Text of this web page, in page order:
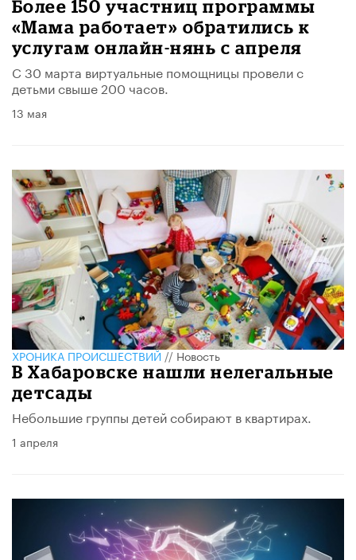
Более 150 участниц программы
«Мама работает» обратились к
услугам онлайн-нянь с апреля
С 30 марта виртуальные помощницы провели с
детьми свыше 200 часов.
13 мая
ХРОНИКА ПРОИСШЕСТВИЙ//Новость
В Хабаровске нашли нелегальные
детсады
Небольшие группы детей собирают в квартирах.
1 апреля